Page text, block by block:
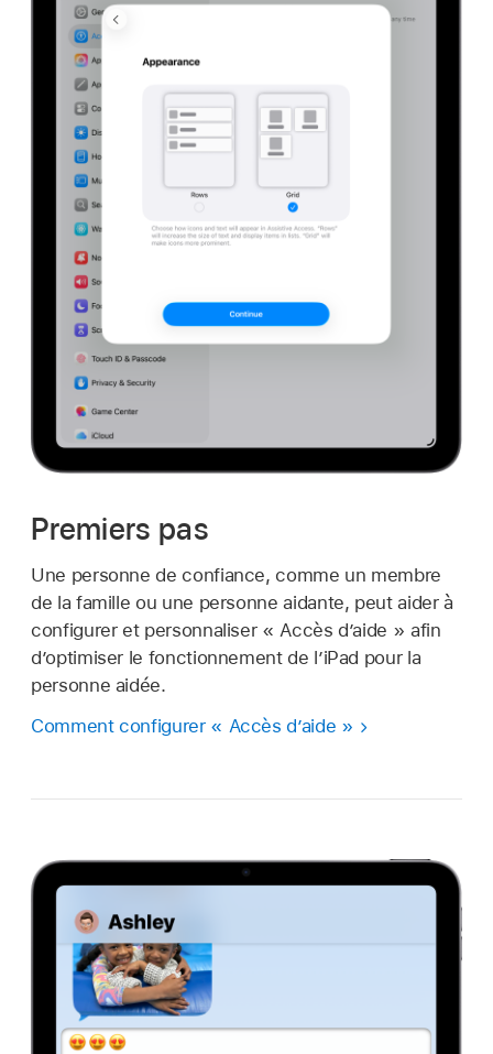
Premiers pas
Une personne de confiance, comme un membre
de la famille ou une personne aidante, peut aider à
configurer et personnaliser « Accès d’aide » afin
d’optimiser le fonctionnement de l’iPad pour la
personne aidée.
Comment configurer « Accès d’aide »